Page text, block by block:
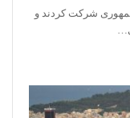
شرکت کردند و